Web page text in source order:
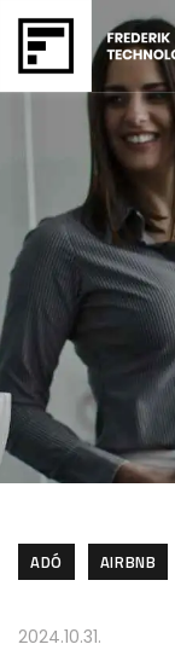
ADÓ AIRBNB
2024.10.31.